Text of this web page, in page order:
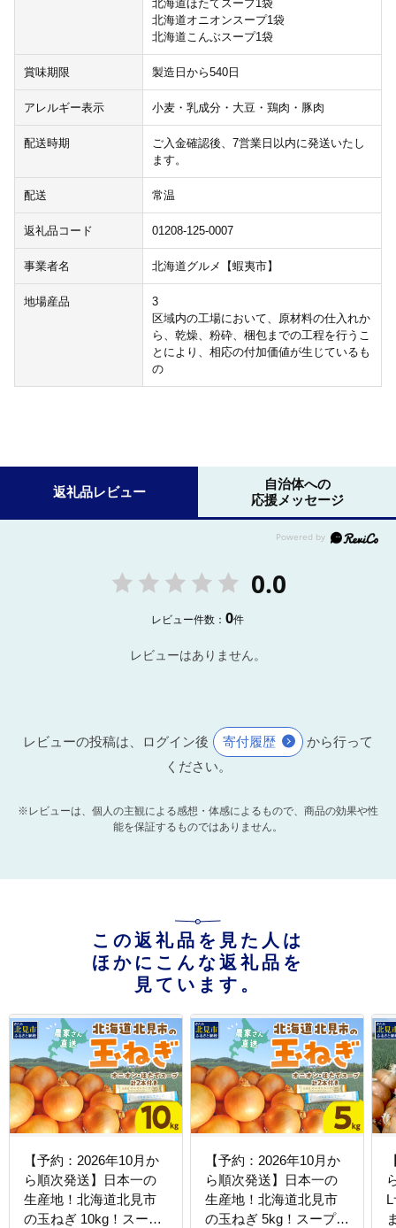
北海道ほたてスープ1袋
北海道オニオンスープ1袋
北海道こんぶスープ1袋
賞味期限 製造日から540日
アレルギー表示 小麦・乳成分・大豆・鶏肉・豚肉
配送時期
ご入金確認後、7営業日以内に発送いたし
ます。
配送 常温
返礼品コード 01208-125-0007
事業者名 北海道グルメ【蝦夷市】
地場産品
3
区域内の工場において、原材料の仕入れか
ら、乾燥、粉砕、梱包までの工程を行うこ
とにより、相応の付加価値が生じているも
の
返礼品レビュー
自治体への
応援メッセージ
0.0
レビュー件数：0件
レビューはありません。
レビューの投稿は、ログイン後 寄付履歴
から行って
ください。
※レビューは、個人の主観による感想・体感によるもので、商品の効果や性
能を保証するものではありません。
この返礼品を見た人は
ほかにこんな返礼品を
見ています。
【予約：2026年10月か
ら順次発送】日本一の
生産地！北海道北見市
の玉ねぎ 10kg！スープ
【予約：2026年10月か
ら順次発送】日本一の
生産地！北海道北見市
の玉ねぎ 5kg！スープ2